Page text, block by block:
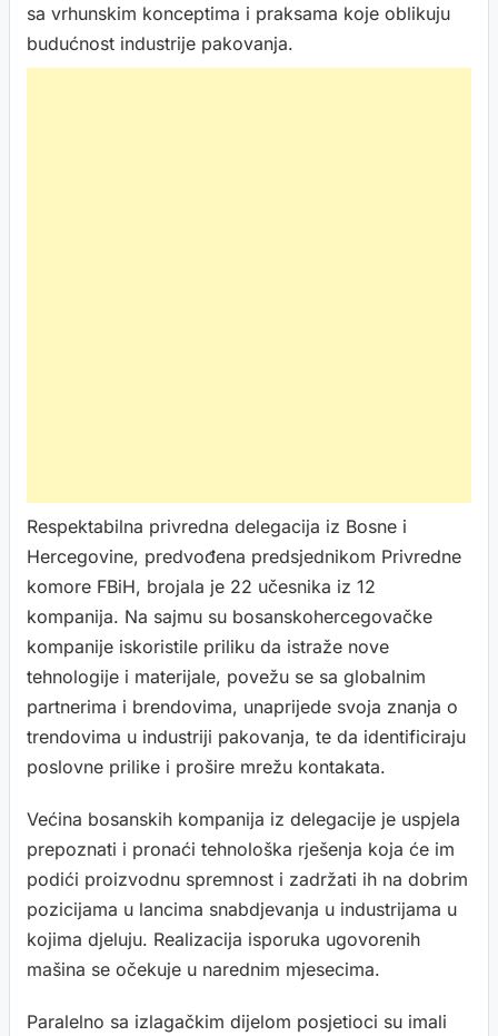
sa vrhunskim konceptima i praksama koje oblikuju
budućnost industrije pakovanja.
Respektabilna privredna delegacija iz Bosne i
Hercegovine, predvođena predsjednikom Privredne
komore FBiH, brojala je 22 učesnika iz 12
kompanija. Na sajmu su bosanskohercegovačke
kompanije iskoristile priliku da istraže nove
tehnologije i materijale, povežu se sa globalnim
partnerima i brendovima, unaprijede svoja znanja o
trendovima u industriji pakovanja, te da identificiraju
poslovne prilike i prošire mrežu kontakata.
Većina bosanskih kompanija iz delegacije je uspjela
prepoznati i pronaći tehnološka rješenja koja će im
podići proizvodnu spremnost i zadržati ih na dobrim
pozicijama u lancima snabdjevanja u industrijama u
kojima djeluju. Realizacija isporuka ugovorenih
mašina se očekuje u narednim mjesecima.
Paralelno sa izlagačkim dijelom posjetioci su imali